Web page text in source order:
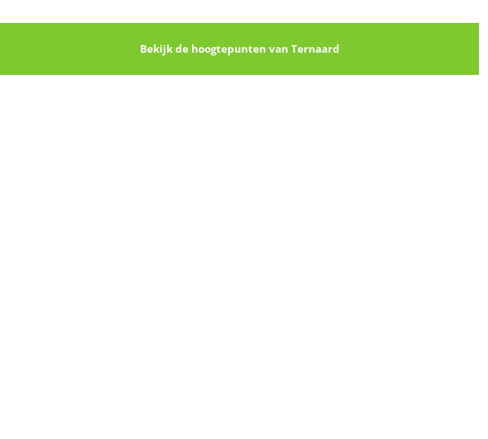
Bekijk de hoogtepunten van Ternaard